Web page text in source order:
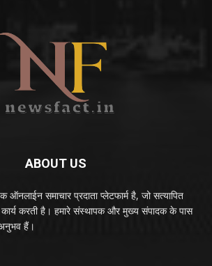
ABOUT US
समाचार प्रदाता प्लेटफार्म है, जो सत्यापित
करती है। हमारे संस्थापक और मुख्य संपादक के पास
हैं।